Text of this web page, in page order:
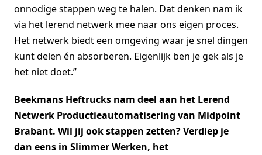
onnodige stappen weg te halen. Dat denken nam ik
via het lerend netwerk mee naar ons eigen proces.
Het netwerk biedt een omgeving waar je snel dingen
kunt delen én absorberen. Eigenlijk ben je gek als je
het niet doet.”
Beekmans Heftrucks nam deel aan het Lerend
Netwerk Productieautomatisering van Midpoint
Brabant. Wil jij ook stappen zetten? Verdiep je
dan eens in Slimmer Werken, het